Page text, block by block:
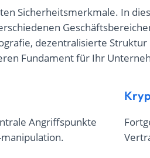
Sicherheitsmerkmale. In
dezentralisierte Struktur
Fundament für Ihr
Angriffspunkte